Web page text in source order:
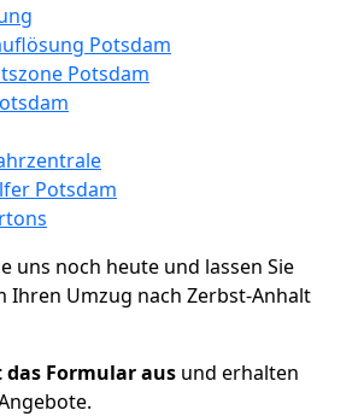
Potsdam
Potsdam
Potsdam
uns noch heute und lassen Sie
Ihren Umzug nach Zerbst-Anhalt
das Formular aus und erhalten